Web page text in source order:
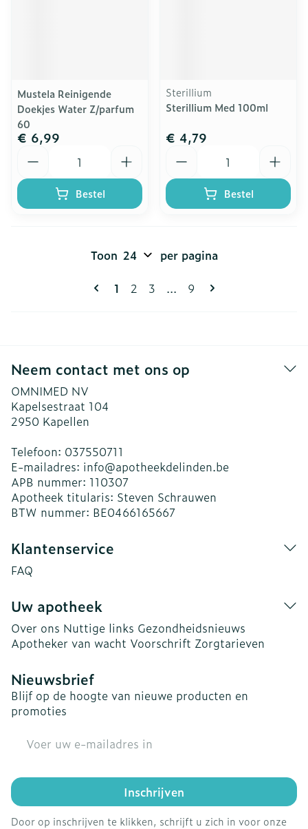
Mustela Reinigende
Doekjes Water Z/parfum
60
€ 6,99
Bestel
Sterillium
Sterillium Med 100ml
€ 4,79
Bestel
Pagina's
U lees momenteel pagina
1 Pagina
2 Pagina
3 ... Pagina
9
Toon per pagina
Neem contact met ons op
OMNIMED NV
Kapelsestraat 104
2950 Kapellen
Telefoon: 037550711
E-mailadres: info@apotheekdelinden.be
APB nummer: 110307
Apotheek titularis: Steven Schrauwen
BTW nummer: BE0466165667
Klantenservice
FAQ
Uw apotheek
Over ons Nuttige links Gezondheidsnieuws
Apotheker van wacht Voorschrift Zorgtarieven
Nieuwsbrief
Blijf op de hoogte van nieuwe producten en
promoties
Inschrijven
Door op inschrijven te klikken, schrijft u zich in voor onze